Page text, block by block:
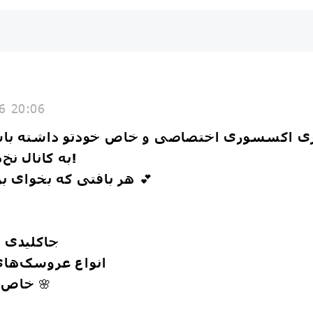
20:06
اکسسوری اختصاصی و خاص خودتو داشته
🎀 به کانال نخ‌های شگفت‌انگیز سر بزن!
هر بافتی که 💕
🎁
🧸 انواع
🌸